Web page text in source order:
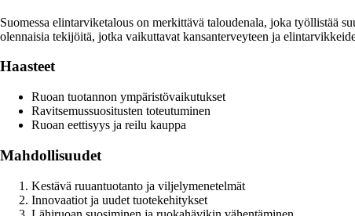
Suomessa elintarviketalous on merkittävä taloudenala, joka työllistää
olennaisia tekijöitä, jotka vaikuttavat kansanterveyteen ja
Haasteet
Ruoan tuotannon ympäristövaikutukset
Ravitsemussuositusten toteutuminen
Ruoan eettisyys ja reilu kauppa
Mahdollisuudet
Kestävä ruuantuotanto ja viljelymenetelmät
Innovaatiot ja uudet tuotekehitykset